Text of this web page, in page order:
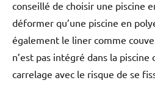
conseillé de choisir une piscine
déformer qu’une piscine en
également le liner comme
n’est pas intégré dans la
carrelage avec le risque de se